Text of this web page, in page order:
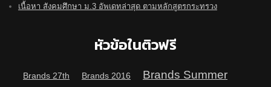
เนื้อหา สังคมศึกษา ม.3 อัพเดทล่าสุด ตามหลักสูตรกระทรวง
หัวข้อในติวฟรี
Brands 27th Brands 2016
Brands Summer